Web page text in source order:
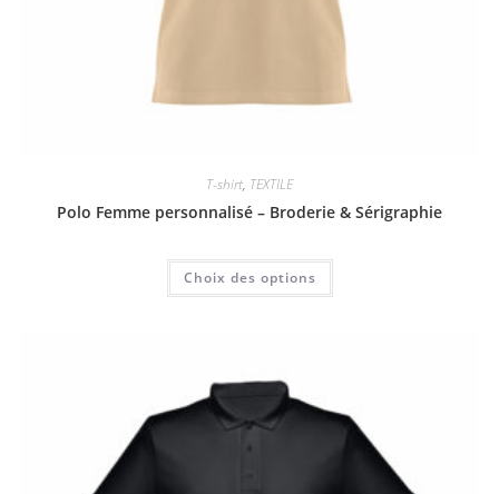
T-shirt, TEXTILE
Polo Femme personnalisé – Broderie & Sérigraphie
Choix des options